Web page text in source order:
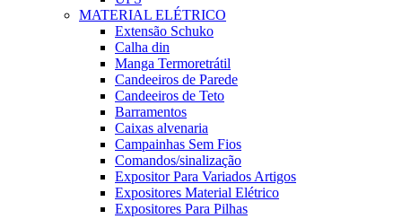
MATERIAL ELÉTRICO
Extensão Schuko
Calha din
Manga Termoretrátil
Candeeiros de Parede
Candeeiros de Teto
Barramentos
Caixas alvenaria
Campainhas Sem Fios
Comandos/sinalização
Expositor Para Variados Artigos
Expositores Material Elétrico
Expositores Para Pilhas